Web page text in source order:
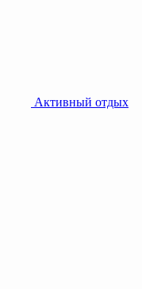
Активный отдых